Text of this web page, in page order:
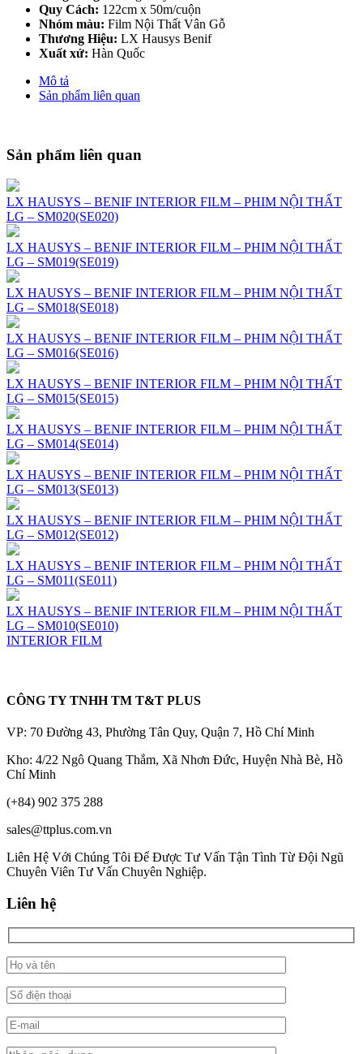
Quy Cách: 122cm x 50m/cuộn
Nhóm màu: Film Nội Thất Vân Gỗ
Thương Hiệu: LX Hausys Benif
Xuất xứ: Hàn Quốc
Mô tả
Sản phẩm liên quan
Sản phẩm liên quan
LX HAUSYS – BENIF INTERIOR FILM – PHIM NỘI THẤT
LG – SM020(SE020)
LX HAUSYS – BENIF INTERIOR FILM – PHIM NỘI THẤT
LG – SM019(SE019)
LX HAUSYS – BENIF INTERIOR FILM – PHIM NỘI THẤT
LG – SM018(SE018)
LX HAUSYS – BENIF INTERIOR FILM – PHIM NỘI THẤT
LG – SM016(SE016)
LX HAUSYS – BENIF INTERIOR FILM – PHIM NỘI THẤT
LG – SM015(SE015)
LX HAUSYS – BENIF INTERIOR FILM – PHIM NỘI THẤT
LG – SM014(SE014)
LX HAUSYS – BENIF INTERIOR FILM – PHIM NỘI THẤT
LG – SM013(SE013)
LX HAUSYS – BENIF INTERIOR FILM – PHIM NỘI THẤT
LG – SM012(SE012)
LX HAUSYS – BENIF INTERIOR FILM – PHIM NỘI THẤT
LG – SM011(SE011)
LX HAUSYS – BENIF INTERIOR FILM – PHIM NỘI THẤT
LG – SM010(SE010)
INTERIOR FILM
CÔNG TY TNHH TM T&T PLUS
VP: 70 Đường 43, Phường Tân Quy, Quận 7, Hồ Chí Minh
Kho: 4/22 Ngô Quang Thắm, Xã Nhơn Đức, Huyện Nhà Bè, Hồ
Chí Minh
(+84) 902 375 288
sales@ttplus.com.vn
Liên Hệ Với Chúng Tôi Để Được Tư Vấn Tận Tình Từ Đội Ngũ
Chuyên Viên Tư Vấn Chuyên Nghiệp.
Liên hệ